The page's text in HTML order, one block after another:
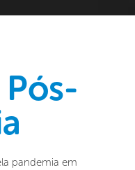
pandemia em